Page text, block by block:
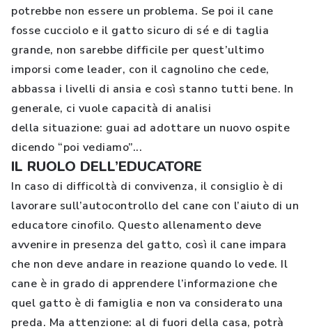
potrebbe non essere un problema. Se poi il cane
fosse cucciolo e il gatto sicuro di sé e di taglia
grande, non sarebbe difficile per quest’ultimo
imporsi come leader, con il cagnolino che cede,
abbassa i livelli di ansia e così stanno tutti bene. In
generale, ci vuole capacità di analisi
della situazione: guai ad adottare un nuovo ospite
dicendo “poi vediamo”...
IL RUOLO DELL’EDUCATORE
In caso di difficoltà di convivenza, il consiglio è di
lavorare sull’autocontrollo del cane con l’aiuto di un
educatore cinofilo. Questo allenamento deve
avvenire in presenza del gatto, così il cane impara
che non deve andare in reazione quando lo vede. Il
cane è in grado di apprendere l’informazione che
quel gatto è di famiglia e non va considerato una
preda. Ma attenzione: al di fuori della casa, potrà